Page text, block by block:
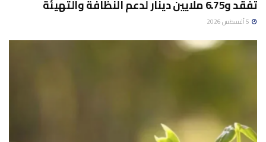
تفقد و6.75 ملايين دينار لدعم النظافة والتهيئة